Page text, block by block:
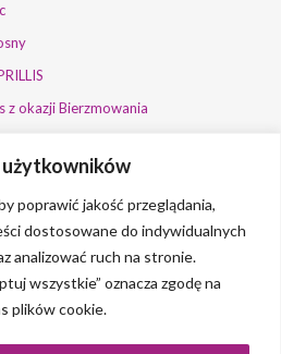
poprawić jakość przeglądania,
dostosowane do indywidualnych
analizować ruch na stronie.
wszystkie” oznacza zgodę na
plików cookie.
z okazji Bierzmowania
dla Polityka
Grawerlik |2QBS